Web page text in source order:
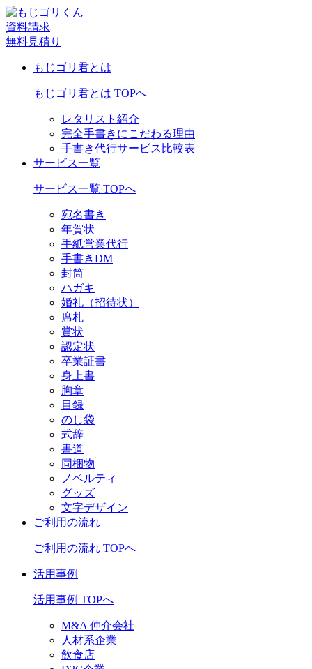
資料請求
無料見積り
もじゴリ君とは
もじゴリ君とは TOPへ
レタリスト紹介
完全手書きにこだわる理由
手書き代行サービス比較表
サービス一覧
サービス一覧 TOPへ
宛名書き
年賀状
手紙営業代行
手書きDM
封筒
ハガキ
婚礼（招待状）
席札
賞状
認定状
卒業証書
身上書
胸章
目録
のし袋
式辞
書道
同梱物
ノベルティ
グッズ
文字デザイン
ご利用の流れ
ご利用の流れ TOPへ
活用事例
活用事例 TOPへ
M&A 仲介会社
人材系企業
飲食店